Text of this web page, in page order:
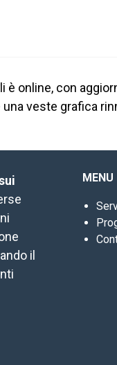
è online, con
veste grafica
il
MENU